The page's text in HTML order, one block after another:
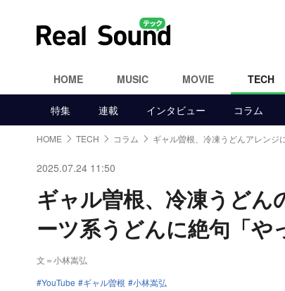
HOME MUSIC MOVIE TECH
特集 連載 インタビュー コラム
HOME TECH コラム ギャル曽根、冷凍うどんアレンジ
2025.07.24 11:50
ギャル曽根、冷凍うど
ーツ系うどんに絶句「
文＝小林嵩弘
YouTube
ギャル曽根 小林嵩弘